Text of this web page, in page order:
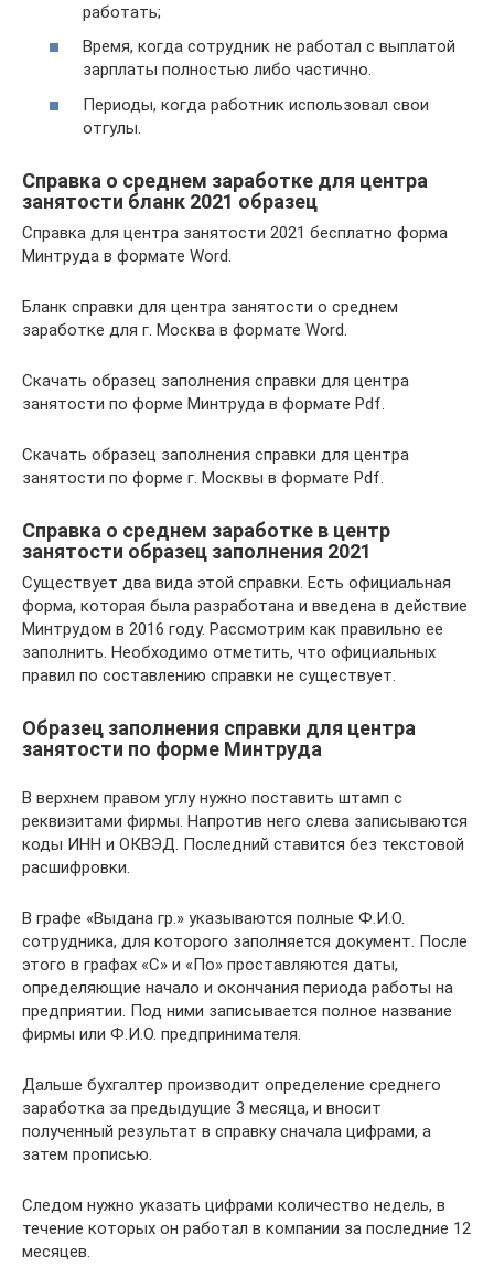
работать;
Время, когда сотрудник не работал с выплатой
зарплаты полностью либо частично.
Периоды, когда работник использовал свои
отгулы.
Справка о среднем заработке для центра
занятости бланк 2021 образец
Cправка для центра занятости 2021 бесплатно форма
Минтруда в формате Word.
Бланк справки для центра занятости о среднем
заработке для г. Москва в формате Word.
Скачать образец заполнения справки для центра
занятости по форме Минтруда в формате Pdf.
Скачать образец заполнения справки для центра
занятости по форме г. Москвы в формате Pdf.
Справка о среднем заработке в центр
занятости образец заполнения 2021
Существует два вида этой справки. Есть официальная
форма, которая была разработана и введена в действие
Минтрудом в 2016 году. Рассмотрим как правильно ее
заполнить. Необходимо отметить, что официальных
правил по составлению справки не существует.
Образец заполнения справки для центра
занятости по форме Минтруда
В верхнем правом углу нужно поставить штамп с
реквизитами фирмы. Напротив него слева записываются
коды ИНН и ОКВЭД. Последний ставится без текстовой
расшифровки.
В графе «Выдана гр.» указываются полные Ф.И.О.
сотрудника, для которого заполняется документ. После
этого в графах «С» и «По» проставляются даты,
определяющие начало и окончания периода работы на
предприятии. Под ними записывается полное название
фирмы или Ф.И.О. предпринимателя.
Дальше бухгалтер производит определение среднего
заработка за предыдущие 3 месяца, и вносит
полученный результат в справку сначала цифрами, а
затем прописью.
Следом нужно указать цифрами количество недель, в
течение которых он работал в компании за последние 12
месяцев.